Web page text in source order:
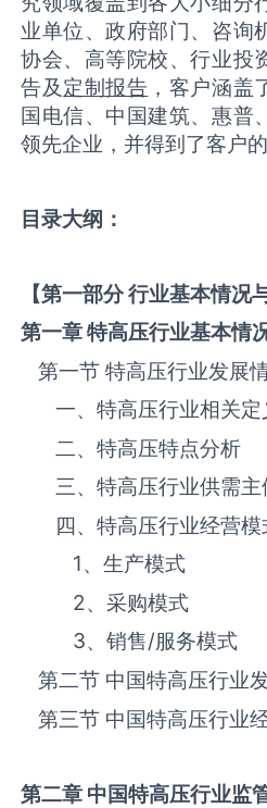
业单位、政府部门、咨询
协会、高等院校、行业投
告及定制报告 ，客户涵盖
国电信、中国建筑、惠普
领先企业，并得到了客户的
目录大纲：
【第一部分 行业基本情况
第一章特高压行业基本情
第一节 ‌‌‌‌特高压‌‌‌‌‌‌‌‌‌‌‌‌‌行业发展
一、‌‌‌‌特高压‌‌‌‌‌‌‌‌‌‌‌‌‌行业相关定
二、‌‌‌‌特高压‌‌‌‌‌‌‌‌‌‌‌‌‌特点分析
三、‌‌‌‌特高压‌‌‌‌‌‌‌‌‌‌‌‌‌行业供需主
四、‌‌‌‌特高压‌‌‌‌‌‌‌‌‌‌‌‌‌行业经营模
1、生产模式
2、采购模式
3、销售/服务模式
第二节 中国‌‌‌‌特高压‌‌‌‌‌‌‌‌‌‌‌‌‌行业
第三节 中国‌‌‌‌特高压‌‌‌‌‌‌‌‌‌‌行业
第二章 中国特高压行业监